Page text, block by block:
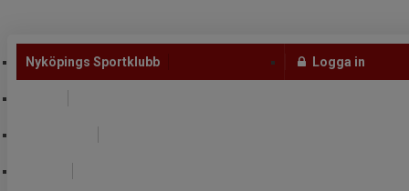
Nyköpings Sportklubb Logga in